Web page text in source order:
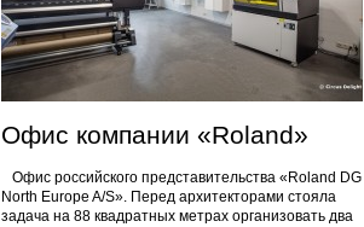
Офис компании «Roland»
Офис российского представительства «Roland DG
North Europe A/S». Перед архитекторами стояла
задача на 88 квадратных метрах организовать два